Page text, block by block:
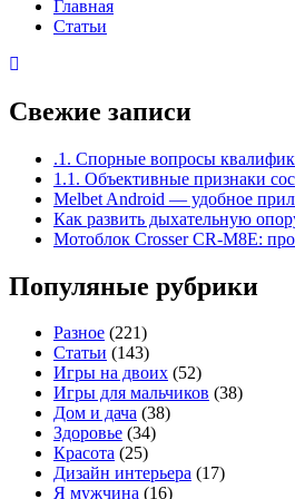
Главная
Статьи
Свежие записи
.1. Спорные вопросы
1.1. Объективные признаки
Melbet Android — удобное
Как развить дыхательную
Мотоблок Crosser CR-M8E:
Популяные рубрики
Разное (221)
Статьи (143)
Игры на двоих (52)
Игры для мальчиков (38)
Дом и дача (38)
Здоровье (34)
Красота (25)
Дизайн интерьера (17)
Я мужчина (16)